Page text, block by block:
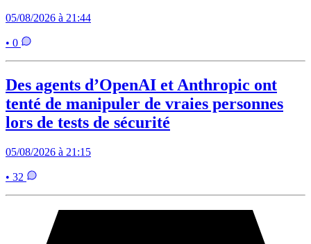
05/08/2026 à 21:44
• 0
Des agents d’OpenAI et Anthropic ont
tenté de manipuler de vraies personnes
lors de tests de sécurité
05/08/2026 à 21:15
• 32